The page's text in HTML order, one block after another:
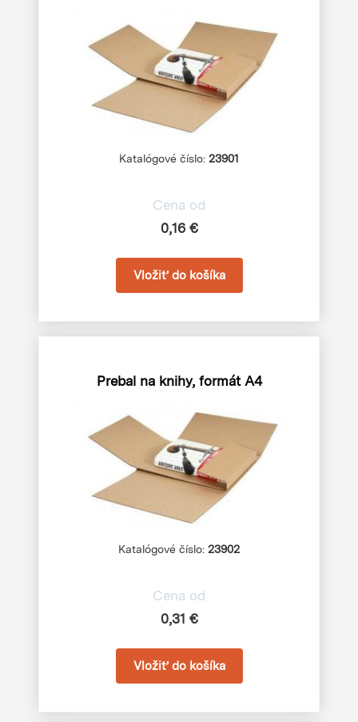
Katalógové číslo: 23901
Cena od
0,16 €
Prebal na knihy, formát A4
Katalógové číslo: 23902
Cena od
0,31 €